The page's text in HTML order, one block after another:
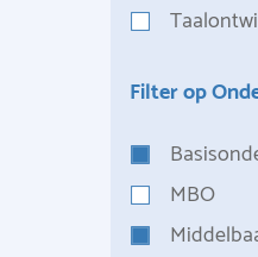
Filter op
MBO